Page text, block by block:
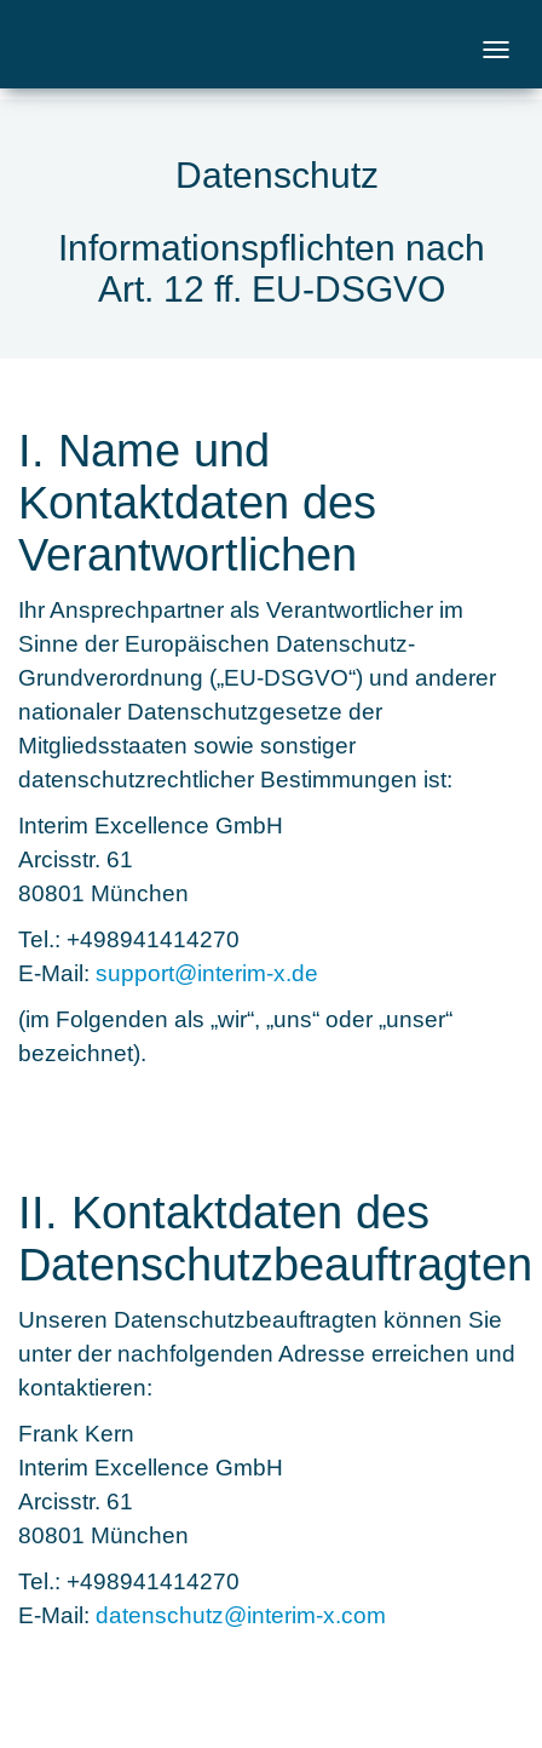
Datenschutz
Informationspflichten nach
Art. 12 ff. EU-DSGVO
I. Name und
Kontaktdaten des
Verantwortlichen
Ihr Ansprechpartner als Verantwortlicher im
Sinne der Europäischen Datenschutz-
Grundverordnung („EU-DSGVO“) und anderer
nationaler Datenschutzgesetze der
Mitgliedsstaaten sowie sonstiger
datenschutzrechtlicher Bestimmungen ist:
Interim Excellence GmbH
Arcisstr. 61
80801 München
Tel.: +498941414270
E-Mail: support@interim-x.de
(im Folgenden als „wir“, „uns“ oder „unser“
bezeichnet).
II. Kontaktdaten des
Datenschutzbeauftragten
Unseren Datenschutzbeauftragten können Sie
unter der nachfolgenden Adresse erreichen und
kontaktieren:
Frank Kern
Interim Excellence GmbH
Arcisstr. 61
80801 München
Tel.: +498941414270
E-Mail: datenschutz@interim-x.com